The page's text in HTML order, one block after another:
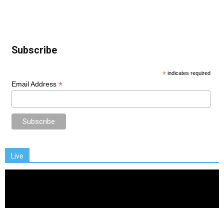
Subscribe
* indicates required
Email Address *
Live